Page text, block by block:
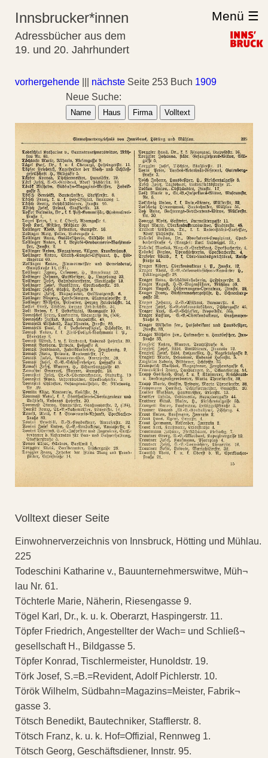
Innsbrucker*innen
Adressbücher aus dem
19. und 20. Jahrhundert
Menü ☰
vorhergehende nächste Seite 253 Buch 1909
Neue Suche:
Name Haus Firma Volltext
Volltext dieser Seite
Einwohnerverzeichnis von Innsbruck, Hötting und Mühlau.
225
Todeschini Katharine v., Bauunternehmerswitwe, Müh¬
lau Nr. 61.
Töchterle Marie, Näherin, Riesengasse 9.
Tögel Karl, Dr., k. u. k. Oberarzt, Haspingerstr. 11.
Töpfer Friedrich, Angestellter der Wach= und Schließ¬
gesellschaft H., Bildgasse 5.
Töpfer Konrad, Tischlermeister, Hunoldstr. 19.
Törk Josef, S.=B.=Revident, Adolf Pichlerstr. 10.
Török Wilhelm, Südbahn=Magazins=Meister, Fabrik¬
gasse 3.
Tötsch Benedikt, Bautechniker, Stafflerstr. 8.
Tötsch Franz, k. u. k. Hof=Offizial, Rennweg 1.
Tötsch Georg, Geschäftsdiener, Innstr. 95.